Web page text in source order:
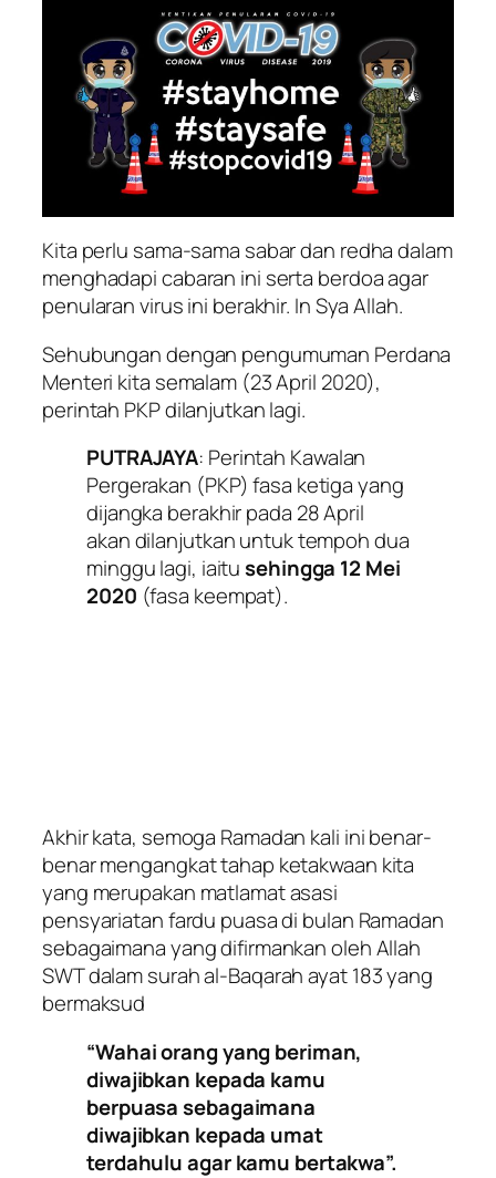
Kita perlu sama-sama sabar dan redha dalam
menghadapi cabaran ini serta berdoa agar
penularan virus ini berakhir. In Sya Allah.
Sehubungan dengan pengumuman Perdana
Menteri kita semalam (23 April 2020),
perintah PKP dilanjutkan lagi.
PUTRAJAYA: Perintah Kawalan
Pergerakan (PKP) fasa ketiga yang
dijangka berakhir pada 28 April
akan dilanjutkan untuk tempoh dua
minggu lagi, iaitusehingga 12 Mei
2020 (fasa keempat).
Akhir kata, semoga Ramadan kali ini benar-
benar mengangkat tahap ketakwaan kita
yang merupakan matlamat asasi
pensyariatan fardu puasa di bulan Ramadan
sebagaimana yang difirmankan oleh Allah
SWT dalam surah al-Baqarah ayat 183 yang
bermaksud
“Wahai orang yang beriman,
diwajibkan kepada kamu
berpuasa sebagaimana
diwajibkan kepada umat
terdahulu agar kamu bertakwa”.